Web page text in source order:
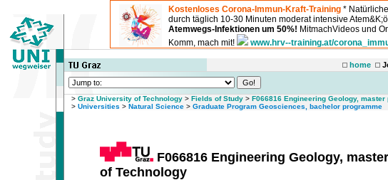
Kostenloses Corona-Immun-Kraft-Training *
durch täglich 10-30 Minuten moderat intensive
Atemwegs-Infektionen um 50%! MitmachVideos und
Komm, mach mit!
www.hrv--training.at/
home
> Graz University of Technology > Fields of Study > F066816 Engineering Geology,
> Universities > Natural Science > Graduate Program Geosciences, bachelor programme
F066816 Engineering Geology,
of Technology